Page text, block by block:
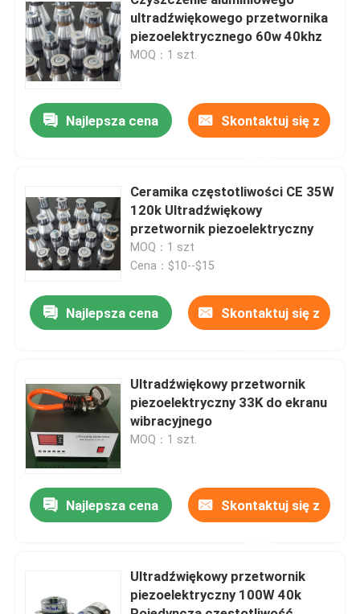
Produkty
O nas
Wycieczka po fabryce
Skontaktuj się z nami
Poprosić o wycenę
Ultradźwiękowy przetwornik czyszczący
Przetwornik ultradźwiękowy o wielu
ultradźwiękowego przetwornika
piezoelektrycznego 60w 40khz
MOQ：1 szt.
Najlepsza cena Skontaktuj się z
Ceramika częstotliwości CE 35W
120k Ultradźwiękowy
przetwornik piezoelektryczny
MOQ：1 szt
Cena：$10--$15
Najlepsza cena Skontaktuj się z
Ultradźwiękowy przetwornik
piezoelektryczny 33K do ekranu
wibracyjnego
MOQ：1 szt.
Najlepsza cena Skontaktuj się z
Ultradźwiękowy przetwornik
piezoelektryczny 100W 40k